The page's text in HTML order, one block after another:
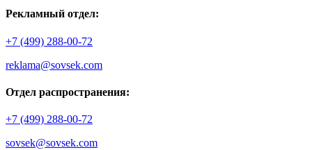
Рекламный отдел:
+7 (499) 288-00-72
reklama@sovsek.com
Отдел распространения:
+7 (499) 288-00-72
sovsek@sovsek.com